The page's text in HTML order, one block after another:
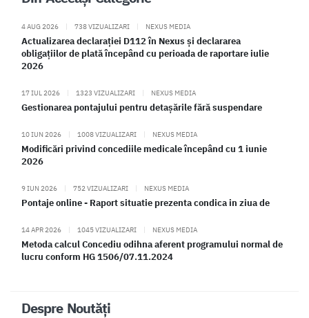
4 AUG 2026 | 738 VIZUALIZARI | NEXUS MEDIA
Actualizarea declarației D112 în Nexus și declararea
obligațiilor de plată începând cu perioada de raportare iulie
2026
17 IUL 2026 | 1323 VIZUALIZARI | NEXUS MEDIA
Gestionarea pontajului pentru detașările fără suspendare
10 IUN 2026 | 1008 VIZUALIZARI | NEXUS MEDIA
Modificări privind concediile medicale începând cu 1 iunie
2026
9 IUN 2026 | 752 VIZUALIZARI | NEXUS MEDIA
Pontaje online - Raport situatie prezenta condica in ziua de
14 APR 2026 | 1045 VIZUALIZARI | NEXUS MEDIA
Metoda calcul Concediu odihna aferent programului normal de
lucru conform HG 1506/07.11.2024
Despre Noutăți